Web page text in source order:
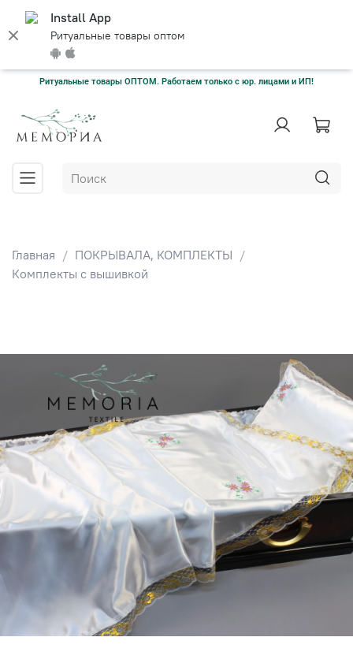
Install App
Ритуальные товары оптом
Ритуальные товары ОПТОМ. Работаем только с юр. лицами и ИП!
Главная
ПОКРЫВАЛА, КОМПЛЕКТЫ
Комплекты с вышивкой